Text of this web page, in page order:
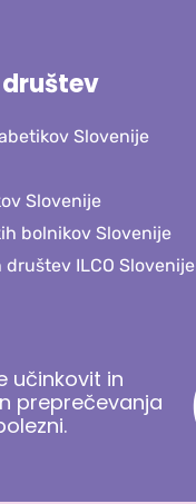
Slovenije
Slovenije
bolnikov Slovenije
ILCO Slovenije
učinkovit in
preprečevanja